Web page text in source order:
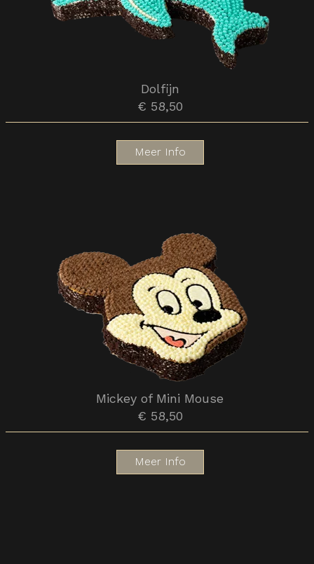
Dolfijn
€ 58,50
Meer Info
Mickey of Mini Mouse
€ 58,50
Meer Info